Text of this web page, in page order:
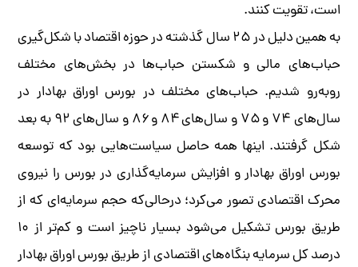
است، تقویت کنند.
به همین دلیل در ۲۵ سال گذشته در حوزه اقتصاد با شکل‌گیری
حباب‌های مالی و شکستن حباب‌ها در بخش‌های مختلف
روبه‌رو شدیم. حباب‌های مختلف در بورس اوراق بهادار در
سال‌های ۷۴ و ۷۵ و سال‌های ۸۴ و ۸۶ و سال‌های ۹۲ به بعد
شکل گرفتند. اینها همه حاصل سیاست‌هایی بود که توسعه
بورس اوراق بهادار و افزایش سرمایه‌گذاری در بورس را نیروی
محرک اقتصادی تصور می‌کرد؛ درحالی‌که حجم سرمایه‌ای که از
طریق بورس تشکیل می‌شود بسیار ناچیز است و کم‌تر از ۱۰
درصد کل سرمایه بنگاه‌های اقتصادی از طریق بورس اوراق بهادار